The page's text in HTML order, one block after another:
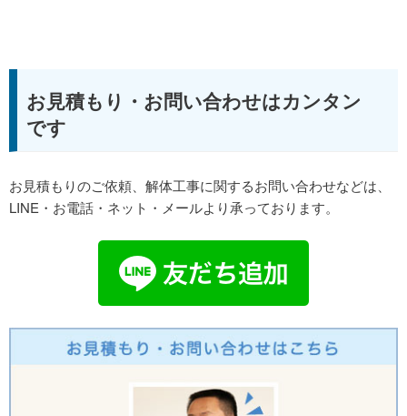
お見積もり・お問い合わせはカンタン
です
お見積もりのご依頼、解体工事に関するお問い合わせなどは、
LINE・お電話・ネット・メールより承っております。